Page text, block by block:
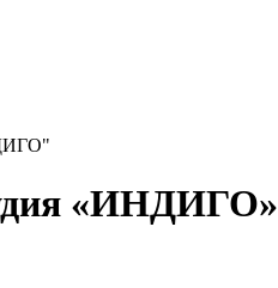
«ИНДИГО»